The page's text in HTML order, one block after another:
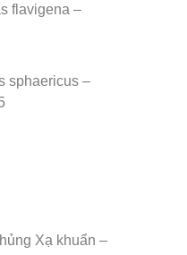
flavigena –
sphaericus –
Xạ khuẩn –